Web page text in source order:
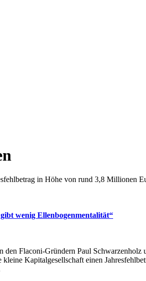
in Höhe von rund 3,8 Millionen
gibt wenig Ellenbogenmentalität“
den Flaconi-Gründern Paul
Kapitalgesellschaft einen